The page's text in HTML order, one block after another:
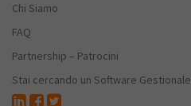
Chi Siamo
FAQ
Partnership – Patrocini
Stai cercando un Software Gestionale